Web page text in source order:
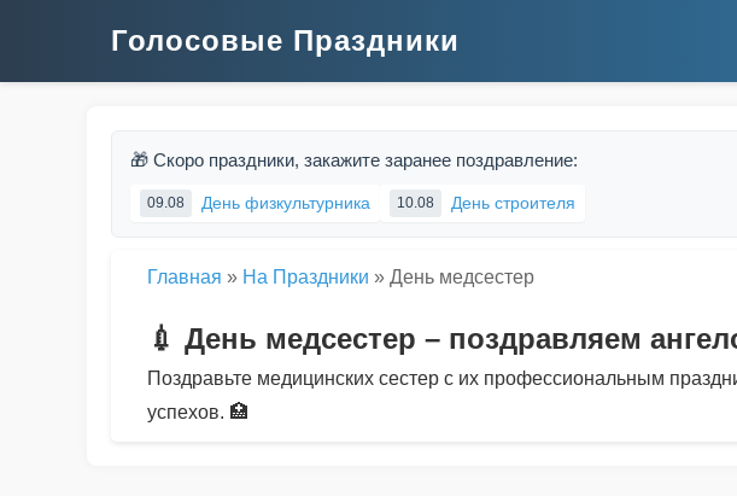
Голосовые Праздники
🎁 Скоро праздники, закажите заранее поздравление:
09.08 День физкультурника 10.08 День строителя
Главная » На Праздники » День медсестер
💉 День медсестер – поздравляем
Поздравьте медицинских сестер с их профессиональным
успехов. 🏥